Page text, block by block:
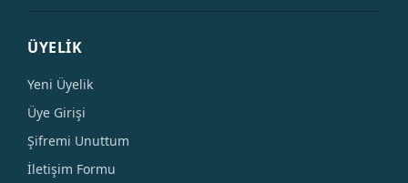
ÜYELİK
Yeni Üyelik
Üye Girişi
Şifremi Unuttum
İletişim Formu